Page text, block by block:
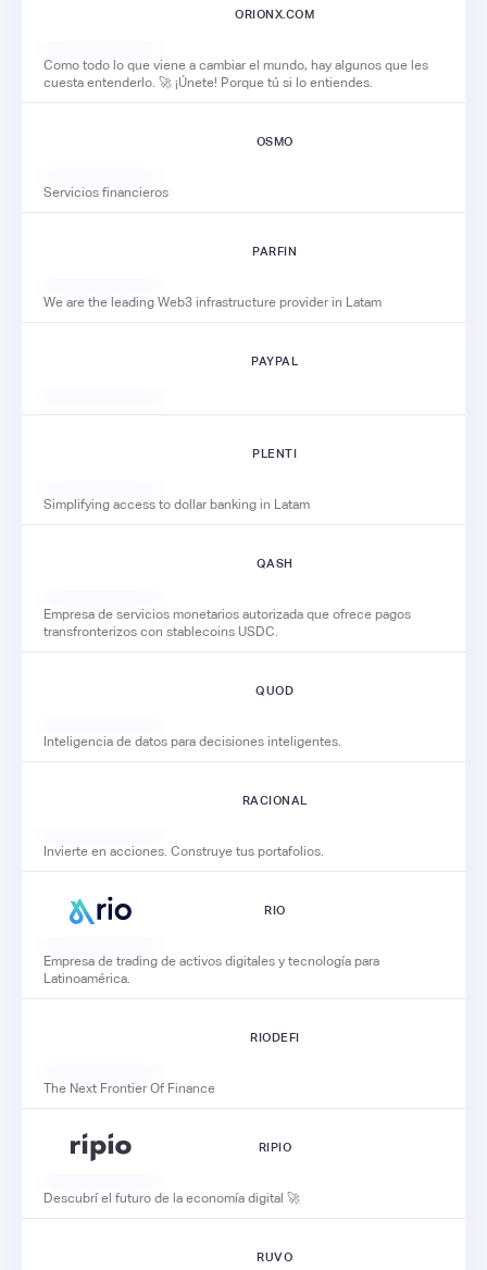
ORIONX.COM
Como todo lo que viene a cambiar el mundo, hay algunos que les
cuesta entenderlo. 🚀 ¡Únete! Porque tú si lo entiendes.
OSMO
Servicios financieros
PARFIN
We are the leading Web3 infrastructure provider in Latam
PAYPAL
PLENTI
Simplifying access to dollar banking in Latam
QASH
Empresa de servicios monetarios autorizada que ofrece pagos
transfronterizos con stablecoins USDC.
QUOD
Inteligencia de datos para decisiones inteligentes.
RACIONAL
Invierte en acciones. Construye tus portafolios.
RIO
Empresa de trading de activos digitales y tecnología para
Latinoamérica.
RIODEFI
The Next Frontier Of Finance
RIPIO
Descubrí el futuro de la economía digital 🚀
RUVO